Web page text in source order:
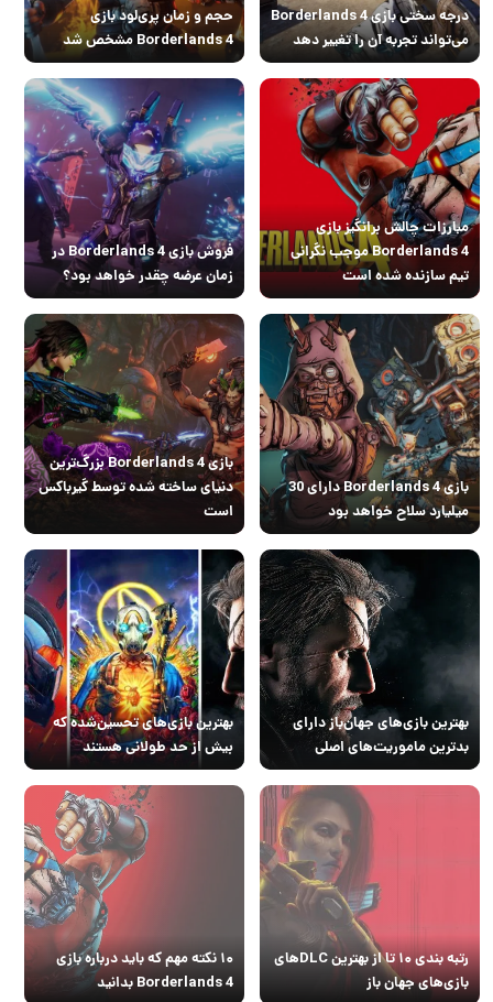
درجه سختی بازی Borderlands 4
می‌تواند تجربه آن را تغییر دهد
حجم و زمان پری‌لود بازی
Borderlands 4 مشخص شد
مبارزات چالش برانگیز بازی
Borderlands 4 موجب نگرانی
تیم سازنده شده است
فروش بازی Borderlands 4 در
زمان عرضه چقدر خواهد بود؟
بازی Borderlands 4 دارای 30
میلیارد سلاح خواهد بود
بازی Borderlands 4 بزرگ‌ترین
دنیای ساخته شده توسط گیرباکس
است
بهترین باز‌ی‌های جهان‌باز دارای
بدترین ماموریت‌های اصلی
بهترین بازی‌های تحسین‌شده که
بیش از حد طولانی هستند
رتبه بندی ۱۰ تا از بهترین DLCهای
بازی‌های جهان باز
۱۰ نکته مهم که باید درباره بازی
Borderlands 4 بدانید